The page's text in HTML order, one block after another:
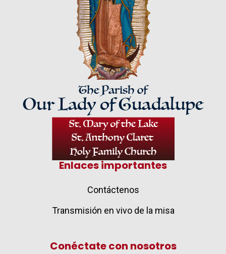
Enlaces importantes
Contáctenos
Transmisión en vivo de la misa
Conéctate con nosotros